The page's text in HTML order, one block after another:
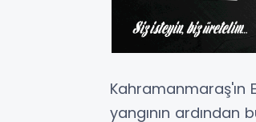
Kahramanmaraş'ın
yangının ardından